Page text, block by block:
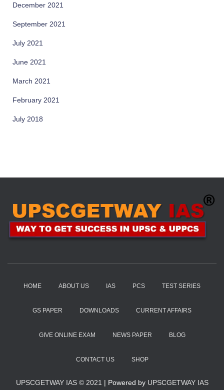
December 2021
September 2021
July 2021
June 2021
March 2021
February 2021
July 2018
HOME ABOUT US IAS PCS TEST SERIES
GS PAPER DOWNLOADS CURRENT AFFAIRS
GIVE ONLINE EXAM NEWS PAPER BLOG
CONTACT US SHOP
UPSCGETWAY IAS © 2021 | Powered by UPSCGETWAY IAS